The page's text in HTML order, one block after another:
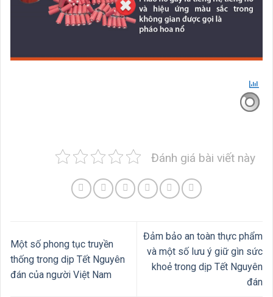
Đánh giá bài viết này
Một số phong tục truyền
thống trong dịp Tết Nguyên
đán của người Việt Nam
Đảm bảo an toàn thực phẩm
và một số lưu ý giữ gìn sức
khoẻ trong dịp Tết Nguyên
đán